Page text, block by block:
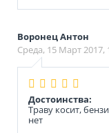
Воронец Антон
Среда, 15 Март 2017,
Достоинства:
Траву косит,
нет